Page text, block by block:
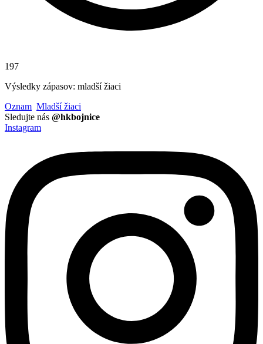
197
Výsledky zápasov: mladší žiaci
Oznam Mladší žiaci
Sledujte nás @hkbojnice
Instagram